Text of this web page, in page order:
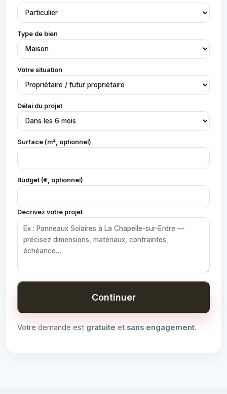
Type de bien
Votre situation
Délai du projet
Surface (m², optionnel)
Budget (€, optionnel)
Décrivez votre projet
Continuer
Votre demande est gratuite et sans engagement.